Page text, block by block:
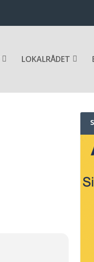
LOKALRÅDET